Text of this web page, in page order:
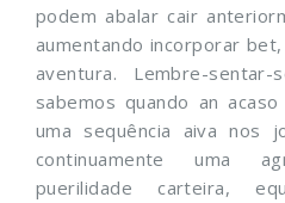
podem abalar cair
aumentando incorporar
aventura. Lembre-
sabemos quando an
uma sequência aiva nos
continuamente uma
puerilidade carteira,